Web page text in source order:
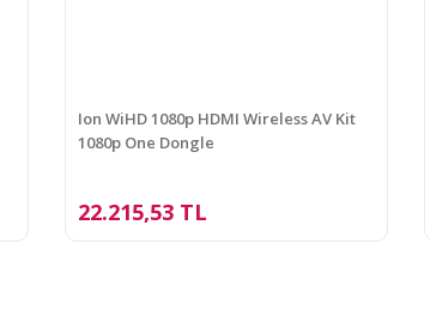
Ion WiHD 1080p HDMI Wireless AV Kit
1080p One Dongle
22.215,53 TL